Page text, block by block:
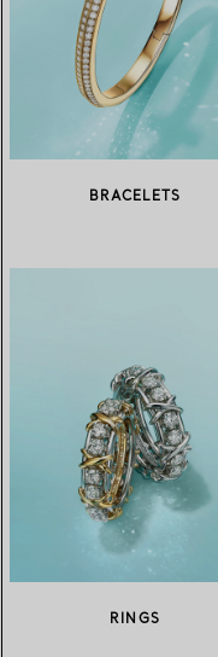
BRACELETS
RINGS